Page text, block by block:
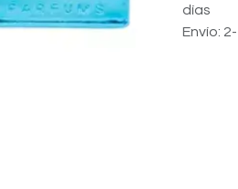
días
Envío: